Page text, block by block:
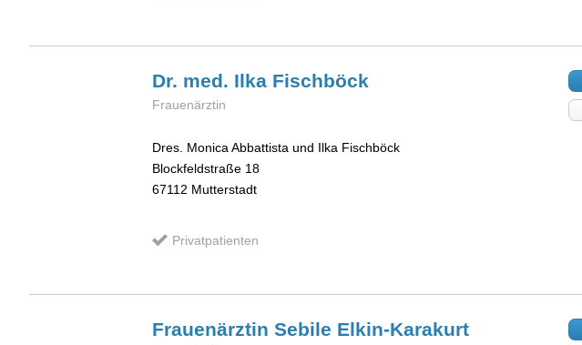
Dr. med. Ilka Fischböck
Frauenärztin
Dres. Monica Abbattista und Ilka Fischböck
Blockfeldstraße 18
67112 Mutterstadt
Privatpatienten
Frauenärztin Sebile Elkin-Karakurt